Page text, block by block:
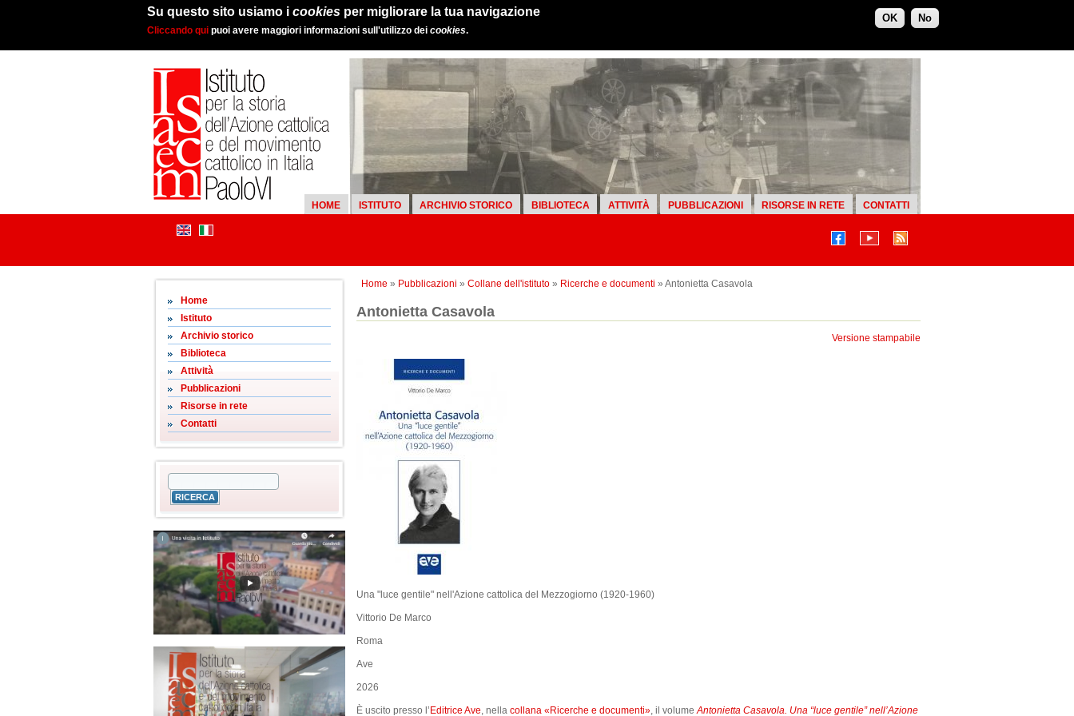
Su questo sito usiamo i cookies per migliorare la tua navigazione
Cliccando qui puoi avere maggiori informazioni sull'utilizzo dei cookies.
OK No
HOME ISTITUTO ARCHIVIO STORICO BIBLIOTECA ATTIVITÀ PUBBLICAZIONI RISORSE IN RETE CONTATTI
Home » Pubblicazioni » Collane dell'istituto» Ricerche e documenti » Antonietta Casavola
Home
Istituto
Archivio storico
Biblioteca
Attività
Pubblicazioni
Risorse in rete
Contatti
Antonietta Casavola
Versione stampabile
Una "luce gentile" nell'Azione cattolica del Mezzogiorno (1920-1960)
Vittorio De Marco
Roma
Ave
2026
È uscito presso l’ Editrice Ave, nella collana «Ricerche e documenti», il volumeAntonietta Casavola. Una “luce gentile” nell’Azione